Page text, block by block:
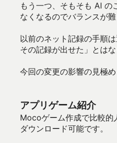
もう一つ、そもそも AI
なくなるのでバランスが
以前のネット記録の手順
その記録が出せた」とは
今回の変更の影響の見極
アプリゲーム紹介
Mocoゲーム作成で比較的
ダウンロード可能です。